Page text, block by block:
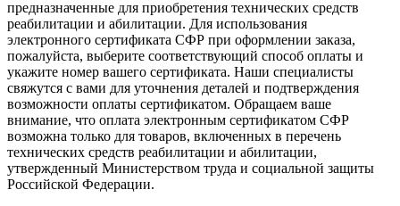
предназначенные для приобретения технических средств
реабилитации и абилитации. Для использования
электронного сертификата СФР при оформлении заказа,
пожалуйста, выберите соответствующий способ оплаты и
укажите номер вашего сертификата. Наши специалисты
свяжутся с вами для уточнения деталей и подтверждения
возможности оплаты сертификатом. Обращаем ваше
внимание, что оплата электронным сертификатом СФР
возможна только для товаров, включенных в перечень
технических средств реабилитации и абилитации,
утвержденный Министерством труда и социальной защиты
Российской Федерации.